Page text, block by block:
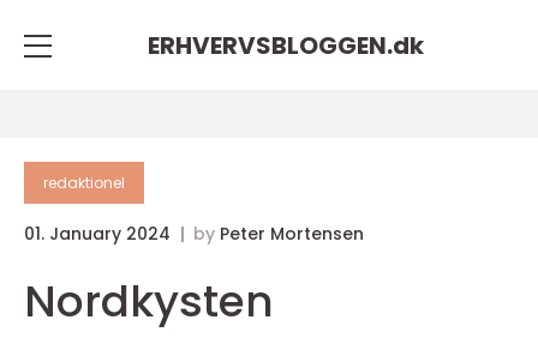
ERHVERVSBLOGGEN.dk
redaktionel
01. January 2024 by Peter Mortensen
Nordkysten